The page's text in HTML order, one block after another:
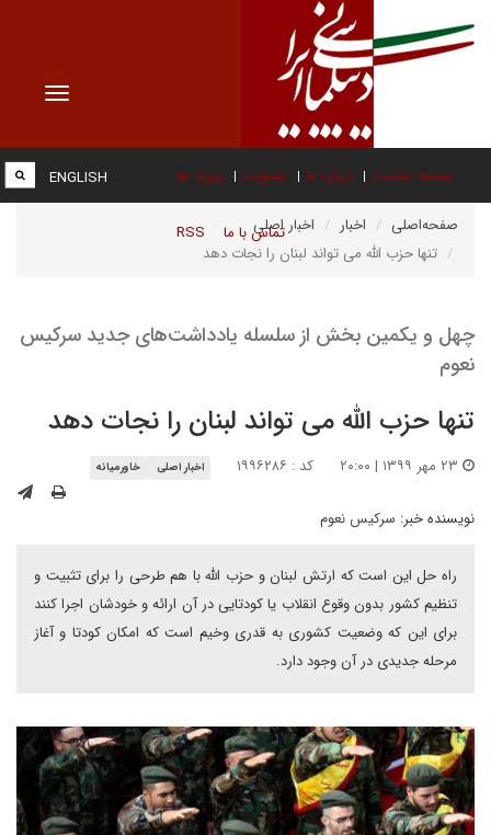
Toggle
صفحه نخست درباره ما عضویت پیوند ها
تماس با ما RSS
ENGLISH
صفحه‌اصلی اخبار
اخبار اصلی
تنها حزب الله می تواند لبنان را نجات دهد
چهل و یکمین بخش از سلسله یادداشت‌های جدید سرکیس
نعوم
تنها حزب الله می تواند لبنان را نجات دهد
کد : ۱۹۹۶۲۸۶ اخبار اصلی خاورمیانه
نویسنده خبر: سرکیس نعوم
راه حل این است که ارتش لبنان و حزب الله با هم طرحی را برای تثبیت و
تنظیم کشور بدون وقوع انقلاب یا کودتایی در آن ارائه و خودشان اجرا کنند
برای این که وضعیت کشوری به قدری وخیم است که امکان کودتا و آغاز
مرحله جدیدی در آن وجود دارد.